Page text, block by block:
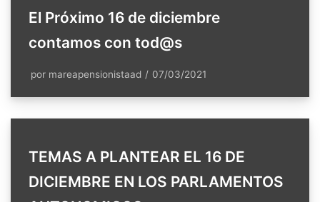
El Próximo 16 de diciembre
contamos con tod@s
por mareapensionistaad 07/03/2021
TEMAS A PLANTEAR EL 16 DE
DICIEMBRE EN LOS PARLAMENTOS